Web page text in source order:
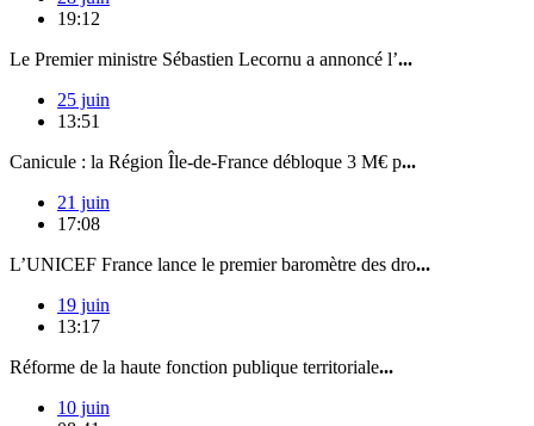
19:12
Le Premier ministre Sébastien Lecornu a annoncé l’...
25 juin
13:51
Canicule : la Région Île-de-France débloque 3 M€ p...
21 juin
17:08
L’UNICEF France lance le premier baromètre des dro...
19 juin
13:17
Réforme de la haute fonction publique territoriale...
10 juin